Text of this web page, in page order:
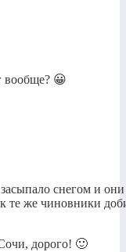
вообще? 😀
снегом и они
те же чиновники
дорого! 🙂